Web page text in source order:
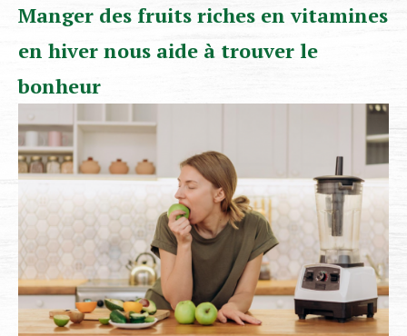
Manger des fruits riches en vitamines
en hiver nous aide à trouver le
bonheur